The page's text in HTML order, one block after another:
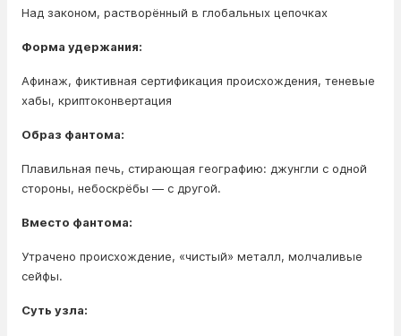
Над законом, растворённый в глобальных цепочках
Форма удержания:
Афинаж, фиктивная сертификация происхождения, теневые
хабы, криптоконвертация
Образ фантома:
Плавильная печь, стирающая географию: джунгли с одной
стороны, небоскрёбы — с другой.
Вместо фантома:
Утрачено происхождение, «чистый» металл, молчаливые
сейфы.
Суть узла: